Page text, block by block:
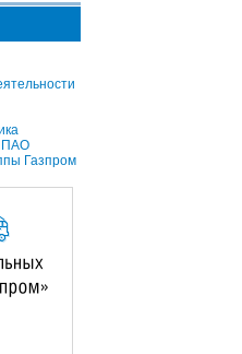
ПАО
Газпром